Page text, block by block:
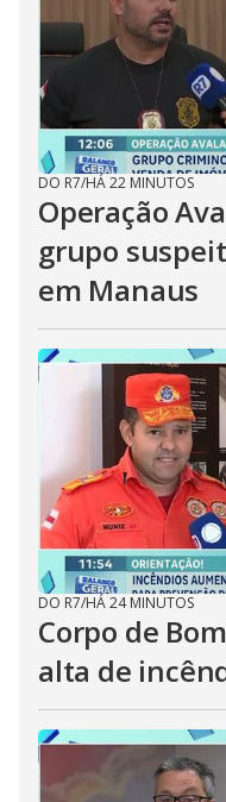
DO R7/HÁ 22 MINUTOS
Operação
grupo
em Manaus
DO R7/HÁ 24 MINUTOS
Corpo de
alta de